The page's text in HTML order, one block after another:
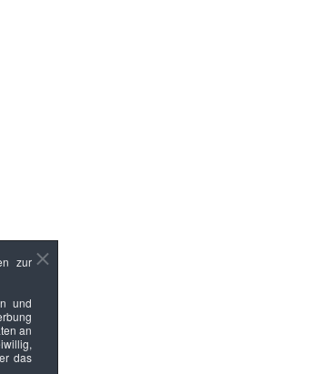
zur
und
an
das